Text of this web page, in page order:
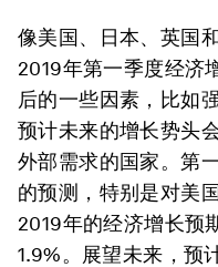
像美国、日本、英国
2019年第一季度经济
后的一些因素，比如
预计未来的增长势头
外部需求的国家。第
的预测，特别是对美
2019年的经济增长预
1.9%。展望未来，预